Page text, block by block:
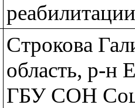
реабилитации
Строкова
область, р-н
ГБУ СОН